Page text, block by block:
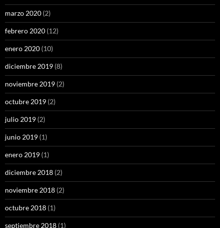
marzo 2020 (2)
febrero 2020 (12)
enero 2020 (10)
diciembre 2019 (8)
noviembre 2019 (2)
octubre 2019 (2)
julio 2019 (2)
junio 2019 (1)
enero 2019 (1)
diciembre 2018 (2)
noviembre 2018 (2)
octubre 2018 (1)
septiembre 2018 (1)